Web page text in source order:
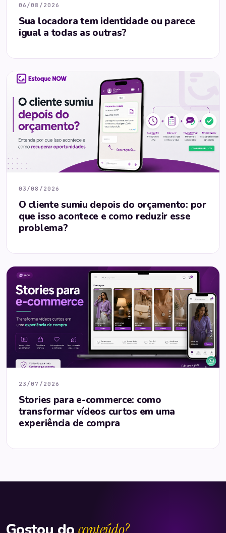
06/08/2026
Sua locadora tem identidade ou parece
igual a todas as outras?
03/08/2026
O cliente sumiu depois do orçamento: por
que isso acontece e como reduzir esse
problema?
23/07/2026
Stories para e-commerce: como
transformar vídeos curtos em uma
experiência de compra